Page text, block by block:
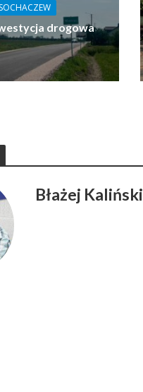
SOCHACZEW
drogowa
Błażej Kaliński